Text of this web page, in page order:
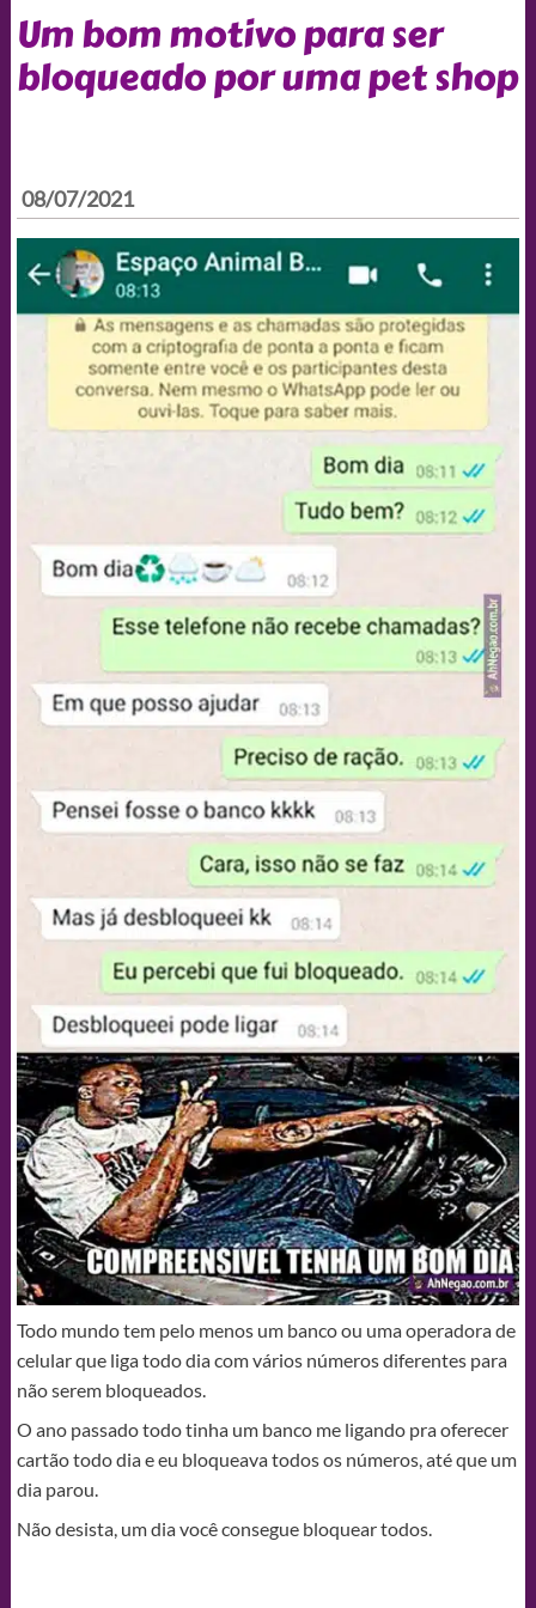
Um bom motivo para ser
bloqueado por uma pet shop
08/07/2021
Todo mundo tem pelo menos um banco ou uma operadora de
celular que liga todo dia com vários números diferentes para
não serem bloqueados.
O ano passado todo tinha um banco me ligando pra oferecer
cartão todo dia e eu bloqueava todos os números, até que um
dia parou.
Não desista, um dia você consegue bloquear todos.